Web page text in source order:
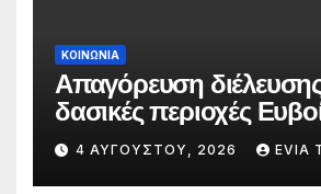
ΚΟΙΝΩΝΙΑ
Απαγόρευση
δασικές περιοχές
πολύ υψηλού κινδύνου
πυρκαγιάς
4 ΑΥΓΟΎΣΤΟΥ, 2026 EVIA